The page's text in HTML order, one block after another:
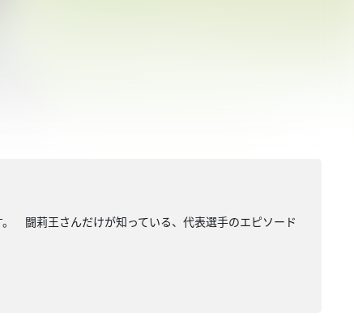
闘莉王さんだけが知っている、代表選手のエピソード